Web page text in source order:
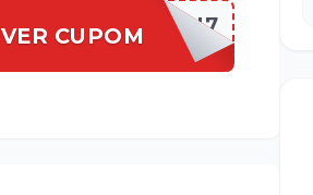
VER CUPOMBRANDILI7